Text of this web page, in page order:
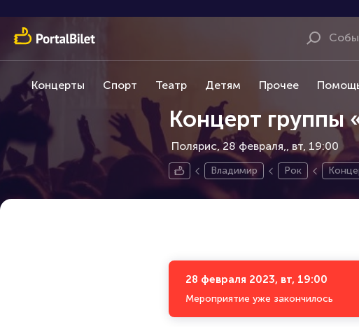
Концерты Спорт Театр Детям Прочее
Концерт группы
Полярис, 28 февраля, вт, 19:00
Владимир Рок
28 февраля 2023, вт, 19:00
Мероприятие уже закончилось